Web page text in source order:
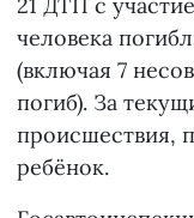
21 ДТП с
человека
(включая 7
погиб). За
происшествия,
ребёнок.